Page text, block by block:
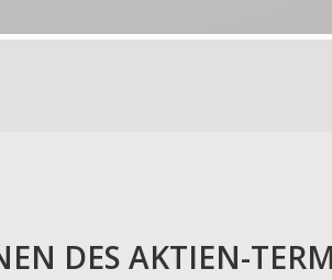
DES AKTIEN-